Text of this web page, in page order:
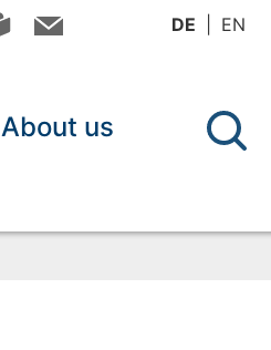
DE EN
About us